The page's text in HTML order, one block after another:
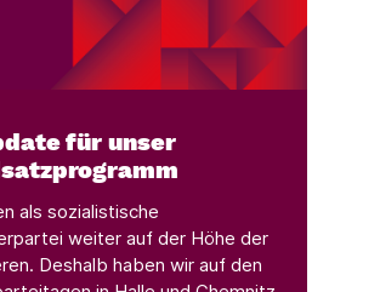
für unser
als sozialistische
weiter auf der Höhe der
Deshalb haben wir auf den